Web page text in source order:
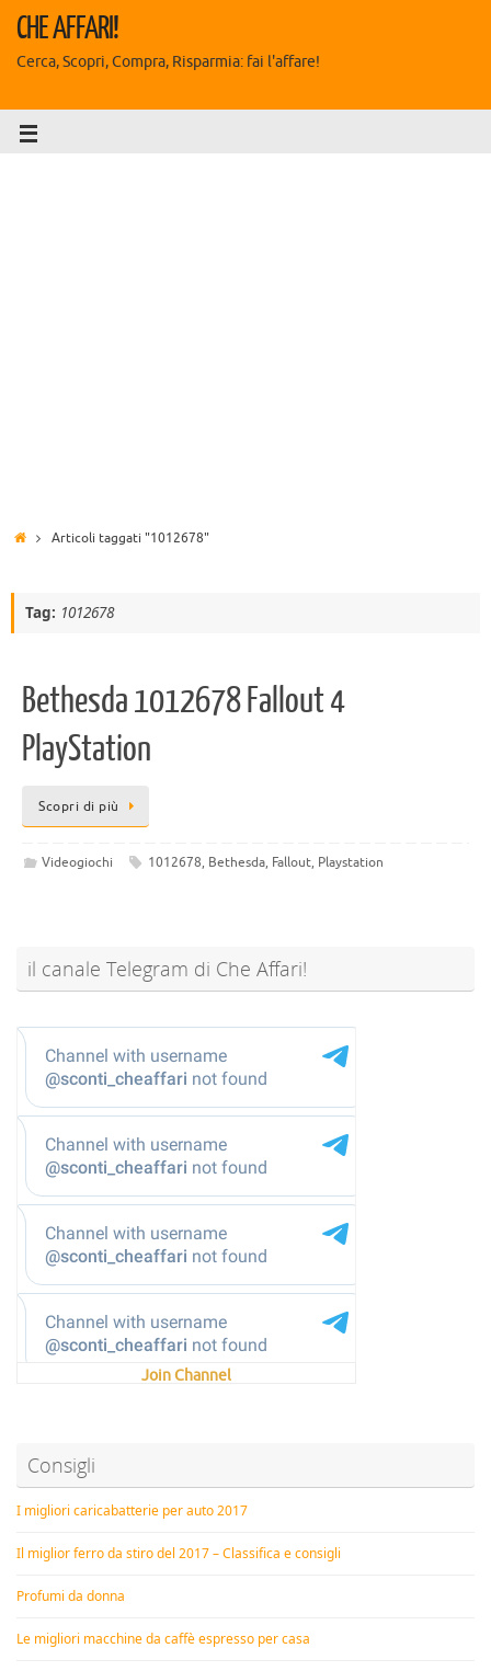
CHE AFFARI!
Cerca, Scopri, Compra, Risparmia: fai l'affare!
Articoli taggati "1012678"
Tag: 1012678
Bethesda 1012678 Fallout 4
PlayStation
Scopri di più
Videogiochi 1012678, Bethesda, Fallout, Playstation
il canale Telegram di Che Affari!
Join Channel
Consigli
I migliori caricabatterie per auto 2017
Il miglior ferro da stiro del 2017 – Classifica e consigli
Profumi da donna
Le migliori macchine da caffè espresso per casa